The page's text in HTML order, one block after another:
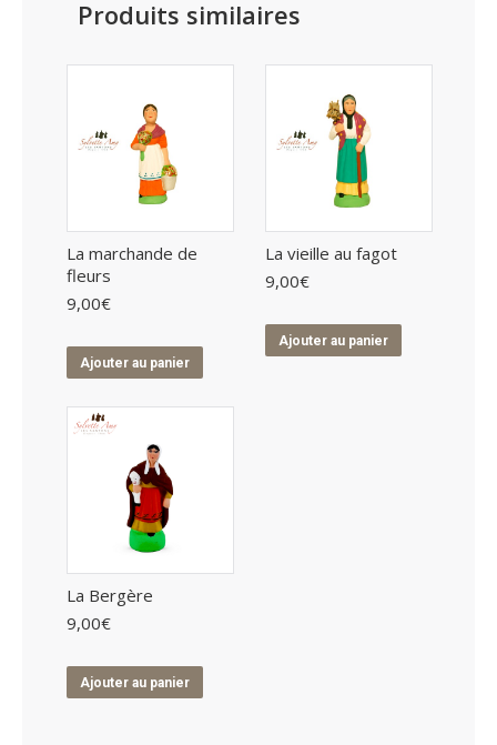
Produits similaires
La marchande de
fleurs
9,00€
Ajouter au panier
La vieille au fagot
9,00€
Ajouter au panier
La Bergère
9,00€
Ajouter au panier